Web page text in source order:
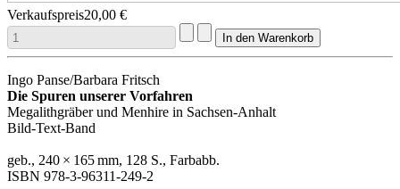
Verkaufspreis20,00 €
Ingo Panse/Barbara Fritsch
Die Spuren unserer Vorfahren
Megalithgräber und Menhire in Sachsen-Anhalt
Bild-Text-Band
geb., 240 × 165 mm, 128 S., Farbabb.
ISBN 978-3-96311-249-2